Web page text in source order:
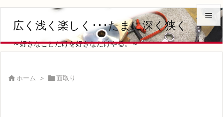
広く浅く楽しく･･･たまに深く狭く
～好きなことだけを好きなだけやる。～


 ホーム > 面取り